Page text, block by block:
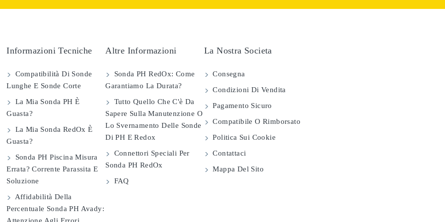
Informazioni Tecniche
Compatibilità Di Sonde
Lunghe E Sonde Corte
La Mia Sonda PH È
Guasta?
La Mia Sonda RedOx È
Guasta?
Sonda PH Piscina Misura
Errata? Corrente Parassita E
Soluzione
Affidabilità Della
Percentuale Sonda PH Avady:
Altre Informazioni
Sonda PH RedOx: Come
Garantiamo La Durata?
Tutto Quello Che C'è Da
Sapere Sulla Manutenzione O
Lo Svernamento Delle Sonde
Di PH E Redox
Connettori Speciali Per
Sonda PH RedOx
FAQ
La Nostra Societa
Consegna
Condizioni Di Vendita
Pagamento Sicuro
Compatibile O Rimborsato
Politica Sui Cookie
Contattaci
Mappa Del Sito